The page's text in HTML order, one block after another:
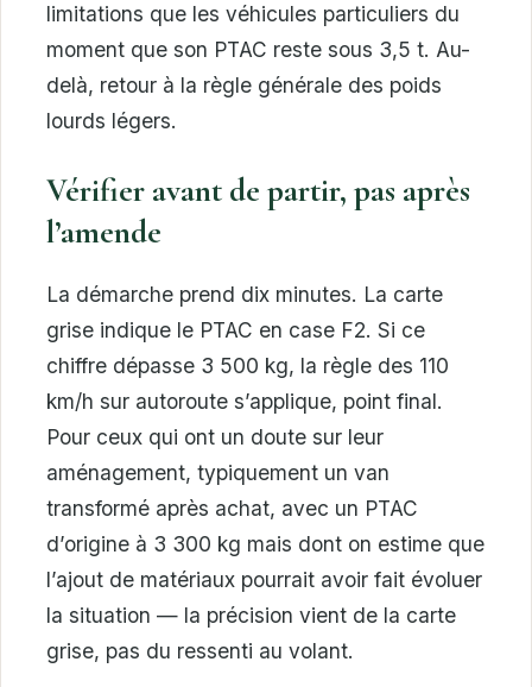
limitations que les véhicules particuliers du
moment que son PTAC reste sous 3,5 t. Au-
delà, retour à la règle générale des poids
lourds légers.
Vérifier avant de partir, pas après
l’amende
La démarche prend dix minutes. La carte
grise indique le PTAC en case F2. Si ce
chiffre dépasse 3 500 kg, la règle des 110
km/h sur autoroute s’applique, point final.
Pour ceux qui ont un doute sur leur
aménagement, typiquement un van
transformé après achat, avec un PTAC
d’origine à 3 300 kg mais dont on estime que
l’ajout de matériaux pourrait avoir fait évoluer
la situation — la précision vient de la carte
grise, pas du ressenti au volant.